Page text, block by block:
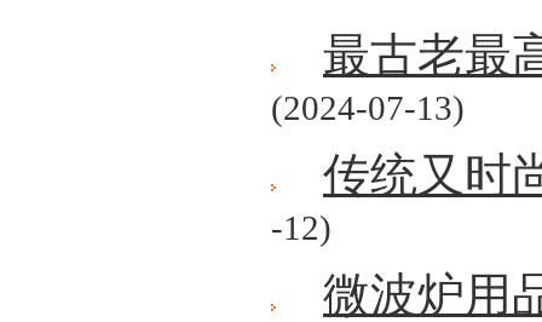
最古老最
(2024-07-13)
传统又时
-12)
微波炉用